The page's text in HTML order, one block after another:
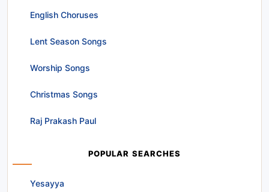
English Choruses
Lent Season Songs
Worship Songs
Christmas Songs
Raj Prakash Paul
POPULAR SEARCHES
Yesayya